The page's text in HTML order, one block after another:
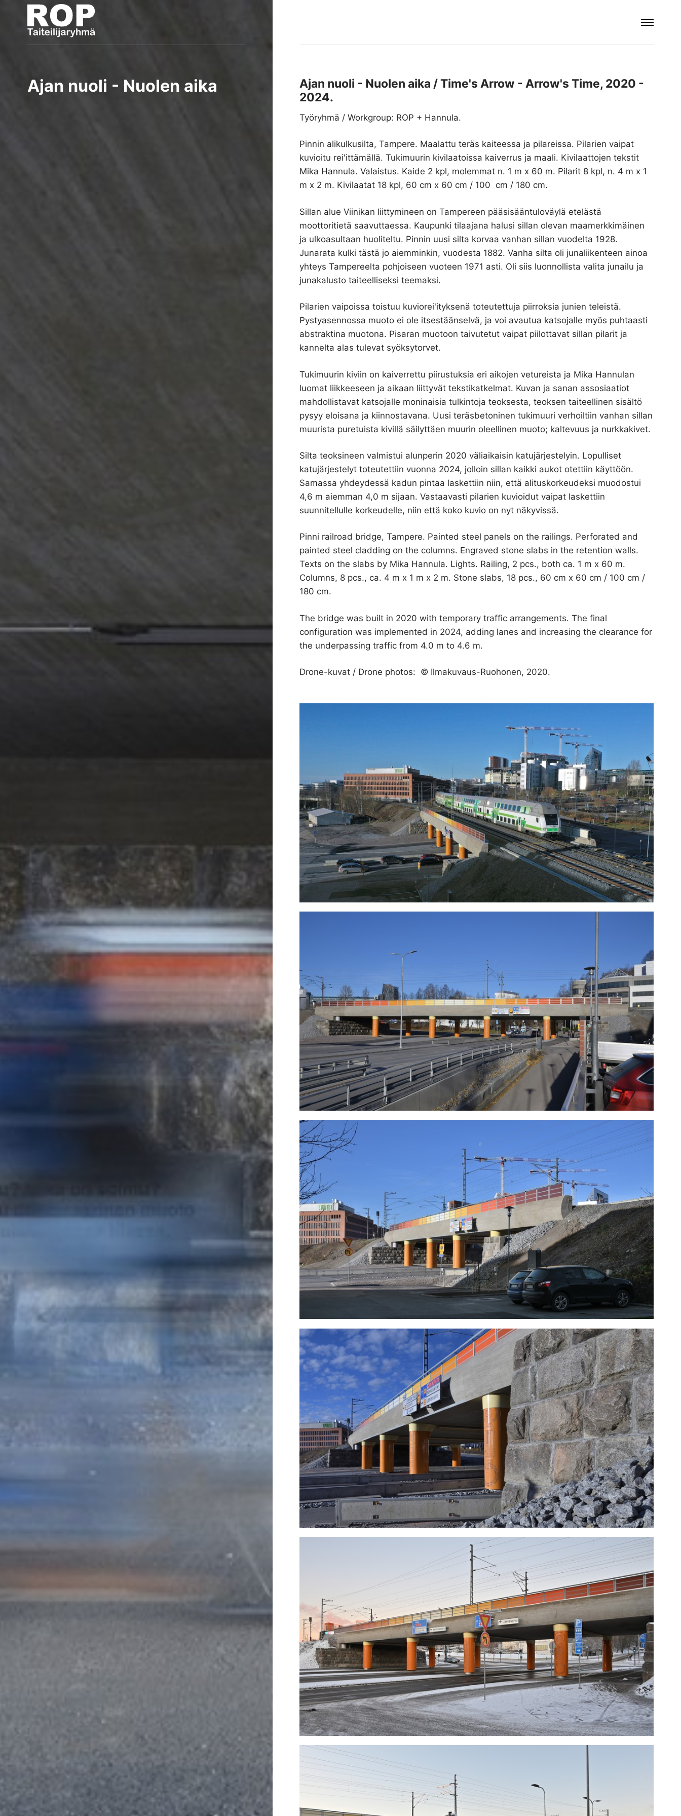
Ajan nuoli - Nuolen aika
Ajan nuoli - Nuolen aika / Time's Arrow - Arrow's Time, 2020 -
2024.
Työryhmä / Workgroup: ROP + Hannula.
Pinnin alikulkusilta, Tampere. Maalattu teräs kaiteessa ja pilareissa. Pilarien vaipat
kuvioitu rei'ittämällä. Tukimuurin kivilaatoissa kaiverrus ja maali. Kivilaattojen tekstit
Mika Hannula. Valaistus. Kaide 2 kpl, molemmat n. 1 m x 60 m. Pilarit 8 kpl, n. 4 m x 1
m x 2 m. Kivilaatat 18 kpl, 60 cm x 60 cm / 100 cm / 180 cm.
Sillan alue Viinikan liittymineen on Tampereen pääsisääntuloväylä etelästä
moottoritietä saavuttaessa. Kaupunki tilaajana halusi sillan olevan maamerkkimäinen
ja ulkoasultaan huoliteltu. Pinnin uusi silta korvaa vanhan sillan vuodelta 1928.
Junarata kulki tästä jo aiemminkin, vuodesta 1882. Vanha silta oli junaliikenteen ainoa
yhteys Tampereelta pohjoiseen vuoteen 1971 asti. Oli siis luonnollista valita junailu ja
junakalusto taiteelliseksi teemaksi.
Pilarien vaipoissa toistuu kuviorei'ityksenä toteutettuja piirroksia junien teleistä.
Pystyasennossa muoto ei ole itsestäänselvä, ja voi avautua katsojalle myös puhtaasti
abstraktina muotona. Pisaran muotoon taivutetut vaipat piilottavat sillan pilarit ja
kannelta alas tulevat syöksytorvet.
Tukimuurin kiviin on kaiverrettu piirustuksia eri aikojen vetureista ja Mika Hannulan
luomat liikkeeseen ja aikaan liittyvät tekstikatkelmat. Kuvan ja sanan assosiaatiot
mahdollistavat katsojalle moninaisia tulkintoja teoksesta, teoksen taiteellinen sisältö
pysyy eloisana ja kiinnostavana. Uusi teräsbetoninen tukimuuri verhoiltiin vanhan sillan
muurista puretuista kivillä säilyttäen muurin oleellinen muoto; kaltevuus ja nurkkakivet.
Silta teoksineen valmistui alunperin 2020 väliaikaisin katujärjestelyin. Lopulliset
katujärjestelyt toteutettiin vuonna 2024, jolloin sillan kaikki aukot otettiin käyttöön.
Samassa yhdeydessä kadun pintaa laskettiin niin, että alituskorkeudeksi muodostui
4,6 m aiemman 4,0 m sijaan. Vastaavasti pilarien kuvioidut vaipat laskettiin
suunnitellulle korkeudelle, niin että koko kuvio on nyt näkyvissä.
Pinni railroad bridge, Tampere. Painted steel panels on the railings. Perforated and
painted steel cladding on the columns. Engraved stone slabs in the retention walls.
Texts on the slabs by Mika Hannula. Lights. Railing, 2 pcs., both ca. 1 m x 60 m.
Columns, 8 pcs., ca. 4 m x 1 m x 2 m. Stone slabs, 18 pcs., 60 cm x 60 cm / 100 cm /
180 cm.
The bridge was built in 2020 with temporary traffic arrangements. The final
configuration was implemented in 2024, adding lanes and increasing the clearance for
the underpassing traffic from 4.0 m to 4.6 m.
Drone-kuvat / Drone photos: © Ilmakuvaus-Ruohonen, 2020.